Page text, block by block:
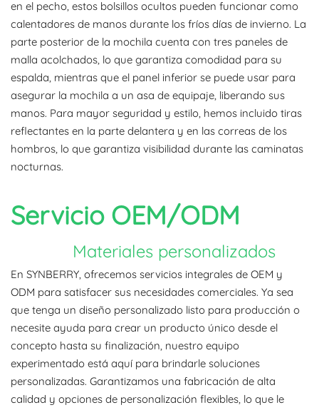
en el pecho, estos bolsillos ocultos pueden funcionar como
calentadores de manos durante los fríos días de invierno. La
parte posterior de la mochila cuenta con tres paneles de
malla acolchados, lo que garantiza comodidad para su
espalda, mientras que el panel inferior se puede usar para
asegurar la mochila a un asa de equipaje, liberando sus
manos. Para mayor seguridad y estilo, hemos incluido tiras
reflectantes en la parte delantera y en las correas de los
hombros, lo que garantiza visibilidad durante las caminatas
nocturnas.
Servicio OEM/ODM
Materiales personalizados
En SYNBERRY, ofrecemos servicios integrales de OEM y
ODM para satisfacer sus necesidades comerciales. Ya sea
que tenga un diseño personalizado listo para producción o
necesite ayuda para crear un producto único desde el
concepto hasta su finalización, nuestro equipo
experimentado está aquí para brindarle soluciones
personalizadas. Garantizamos una fabricación de alta
calidad y opciones de personalización flexibles, lo que le